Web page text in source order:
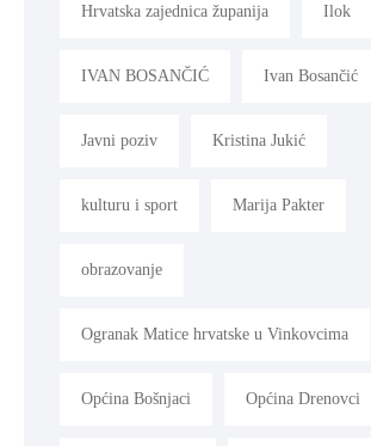
Hrvatska zajednica županija Ilok
IVAN BOSANČIĆ Ivan Bosančić
Javni poziv Kristina Jukić
kulturu i sport Marija Pakter
obrazovanje
Ogranak Matice hrvatske u Vinkovcima
Općina Bošnjaci Općina Drenovci